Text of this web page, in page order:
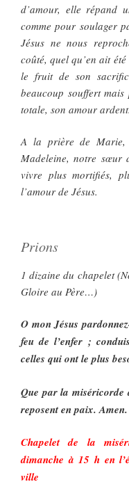
d’amour, elle répand
comme pour soulager
Jésus ne nous
coûté, quel qu’en ait
le fruit de son
beaucoup souffert
totale, son amour ardent.
A la prière de Marie,
Madeleine, notre sœur
vivre plus mortifiés,
l’amour de Jésus.
Prions
1 dizaine du chapelet
Gloire au Père…)
O mon Jésus
feu de l’enfer ;
celles qui ont le plus
Que par la miséricorde
reposent en paix. Amen.
Chapelet de la
dimanche à 15 h en
ville